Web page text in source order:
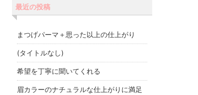
最近の投稿
まつげパーマ＋思った以上の仕上がり
(タイトルなし)
希望を丁寧に聞いてくれる
眉カラーのナチュラルな仕上がりに満足